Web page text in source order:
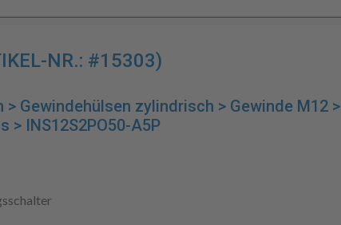
NR.: #15303)
> Gewindehülsen zylindrisch > Gewinde M12 >
> INS12S2PO50-A5P